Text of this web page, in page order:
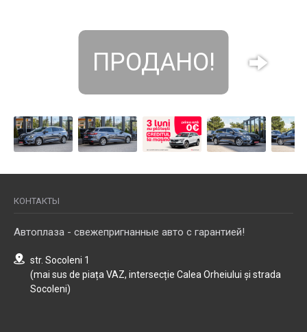
ПРОДАНО!
КОНТАКТЫ
Автоплаза - свежепригнанные авто с гарантией!
str. Socoleni 1
(mai sus de piața VAZ, intersecție Calea Orheiului și strada
Socoleni)